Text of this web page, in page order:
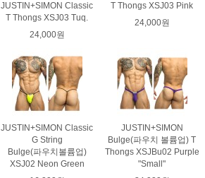
JUSTIN+SIMON Classic
T Thongs XSJ03 Tuq.
24,000원
T Thongs XSJ03 Pink
24,000원
JUSTIN+SIMON Classic
G String
Bulge(파우치볼륨업)
XSJ02 Neon Green
JUSTIN+SIMON
Bulge(파우치 볼륨업) T
Thongs XSJBu02 Purple
"Small"